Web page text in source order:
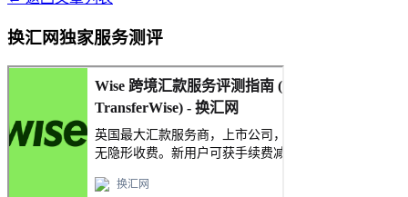
换汇网独家服务测评